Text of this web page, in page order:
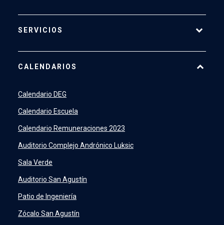
SERVICIOS
SIDINGlaunch
Academic Intelligence
PeopleSoftlaunch
ERPlaunch
CALENDARIOS
Calendario DEG
Calendario Escuela
Calendario Remuneraciones 2023
Auditorio Complejo Andrónico Luksic
Sala Verde
Auditorio San Agustín
Patio de Ingeniería
Zócalo San Agustín